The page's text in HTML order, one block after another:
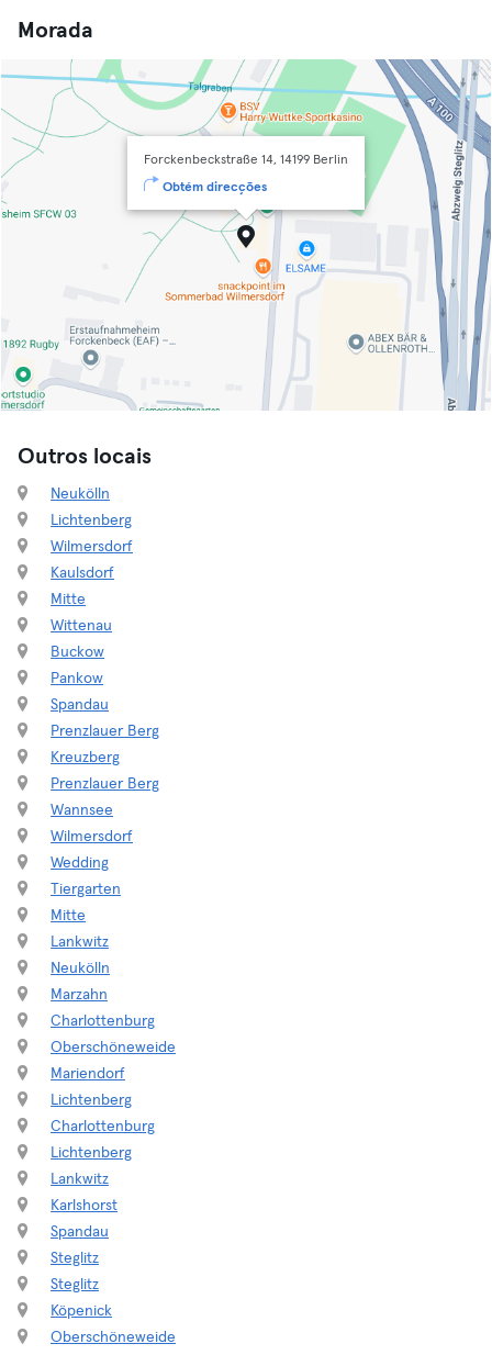
Morada
Forckenbeckstraße 14, 14199 Berlin
Obtém direcções
Outros locais
Neukölln
Lichtenberg
Wilmersdorf
Kaulsdorf
Mitte
Wittenau
Buckow
Pankow
Spandau
Prenzlauer Berg
Kreuzberg
Prenzlauer Berg
Wannsee
Wilmersdorf
Wedding
Tiergarten
Mitte
Lankwitz
Neukölln
Marzahn
Charlottenburg
Oberschöneweide
Mariendorf
Lichtenberg
Charlottenburg
Lichtenberg
Lankwitz
Karlshorst
Spandau
Steglitz
Steglitz
Köpenick
Oberschöneweide